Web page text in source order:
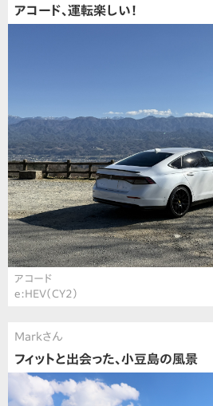
アコード、運転楽しい！
アコード
e:HEV（CY2）
Markさん
フィットと出会った、小豆島の風景